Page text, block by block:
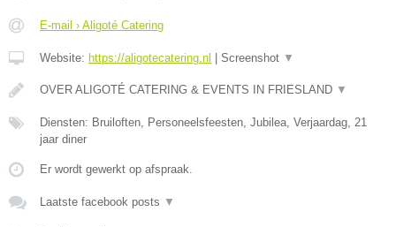
E-mail › Aligoté Catering
Website: https://aligotecatering.nl Screenshot ▼
OVER ALIGOTÉ CATERING & EVENTS IN FRIESLAND ▼
Diensten: Bruiloften, Personeelsfeesten, Jubilea, Verjaardag, 21
jaar diner
Er wordt gewerkt op afspraak.
Laatste facebook posts ▼